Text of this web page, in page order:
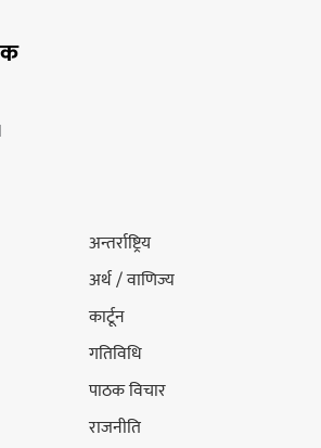
अन्तर्राष्ट्रिय
अर्थ / वाणिज्य
कार्टून
गतिविधि
पाठक विचार
राजनीति